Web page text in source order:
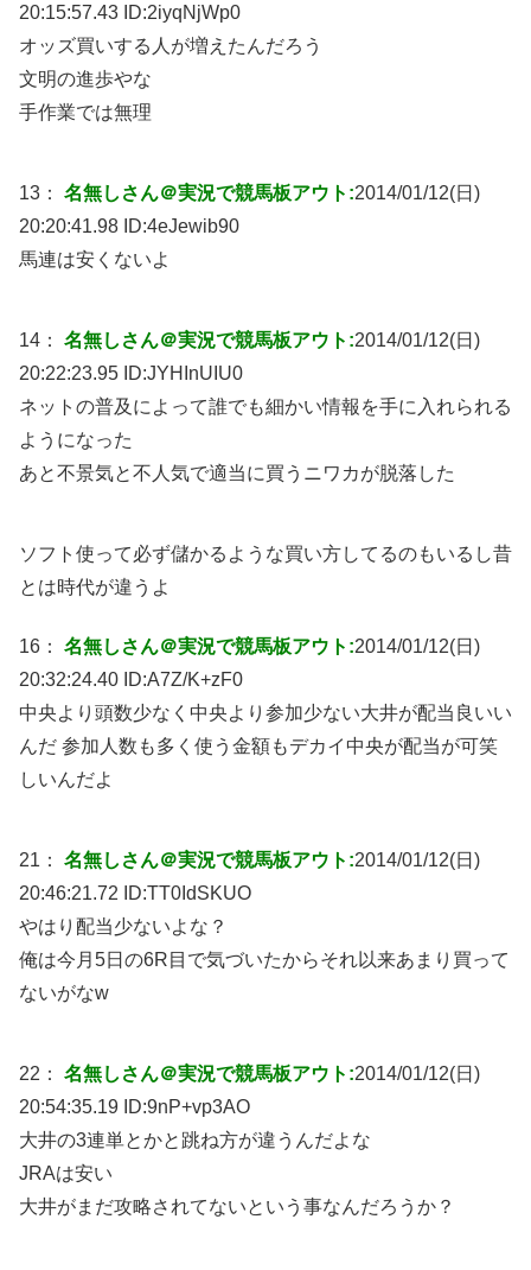
20:15:57.43 ID:2iyqNjWp0
オッズ買いする人が増えたんだろう
文明の進歩やな
手作業では無理
13： 名無しさん＠実況で競馬板アウト:2014/01/12(日)
20:20:41.98 ID:4eJewib90
馬連は安くないよ
14： 名無しさん＠実況で競馬板アウト:2014/01/12(日)
20:22:23.95 ID:JYHInUIU0
ネットの普及によって誰でも細かい情報を手に入れられる
ようになった
あと不景気と不人気で適当に買うニワカが脱落した
ソフト使って必ず儲かるような買い方してるのもいるし昔
とは時代が違うよ
16： 名無しさん＠実況で競馬板アウト:2014/01/12(日)
20:32:24.40 ID:A7Z/K+zF0
中央より頭数少なく中央より参加少ない大井が配当良いい
んだ 参加人数も多く使う金額もデカイ中央が配当が可笑
しいんだよ
21： 名無しさん＠実況で競馬板アウト:2014/01/12(日)
20:46:21.72 ID:TT0IdSKUO
やはり配当少ないよな？
俺は今月5日の6R目で気づいたからそれ以来あまり買って
ないがなw
22： 名無しさん＠実況で競馬板アウト:2014/01/12(日)
20:54:35.19 ID:9nP+vp3AO
大井の3連単とかと跳ね方が違うんだよな
JRAは安い
大井がまだ攻略されてないという事なんだろうか？